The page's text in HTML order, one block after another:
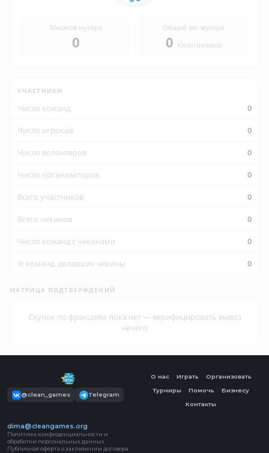
Мешков мусора
0
Общий вес мусора
0 Килограммов
УЧАСТНИКИ
Число команд 0
Число игроков 0
Число волонтеров 0
Число организаторов 0
Всего участников 0
Всего чекинов 0
Число команд с чекинами 0
% команд, делавших чекины 0
МАТРИЦА ПОДТВЕРЖДЕНИЙ
Скупок по фракциям пока нет — верифицировать вывоз
нечего
@clean_games Telegram
О нас Играть Организовать
Турниры Помочь Бизнесу
Контакты
dima@cleangames.org
Политика конфиденциальности и
обработки персональных данных
Публичная оферта о заключении договора